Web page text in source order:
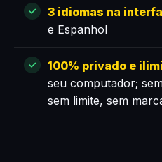
3 idiomas na
e Espanhol
100% privado e
seu computador;
sem limite, sem